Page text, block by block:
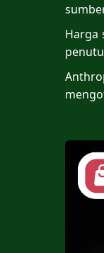
Harga